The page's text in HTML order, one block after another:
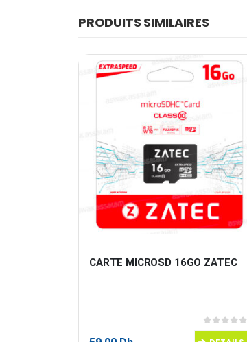
PRODUITS SIMILAIRES
CARTE MICROSD 16GO ZATEC
0sur 5